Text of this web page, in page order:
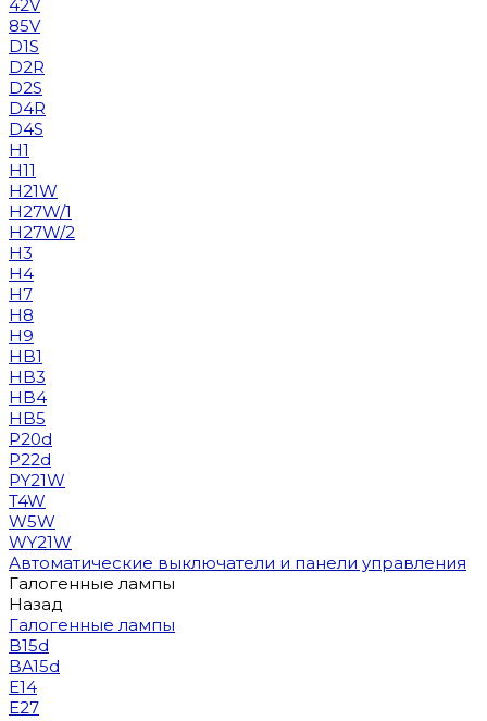
42V
85V
D1S
D2R
D2S
D4R
D4S
H1
H11
H21W
H27W/1
H27W/2
H3
H4
H7
H8
H9
HB1
HB3
HB4
HB5
P20d
P22d
PY21W
T4W
W5W
WY21W
Автоматические выключатели и панели управления
Галогенные лампы
Назад
Галогенные лампы
B15d
BA15d
E14
E27